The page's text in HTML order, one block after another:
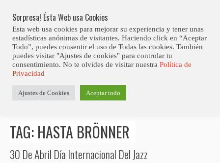
content
Club Contest.
Posts tagged "Hasta Brönner"
TAG: HASTA BRÖNNER
30 De Abril Día Internacional Del Jazz
Sorpresa! Ésta Web usa Cookies
Esta web usa cookies para mejorar su experiencia y tener unas
estadísticas anónimas de visitantes. Haciendo click en “Aceptar
Todo”, puedes consentir el uso de Todas las cookies. También
puedes visitar "Ajustes de cookies" para controlar tu
consentimiento. No te olvides de visitar nuestra Política de
Privacidad
Ajustes de Cookies Aceptar todo